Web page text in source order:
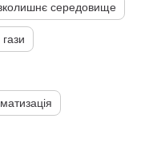
середовище